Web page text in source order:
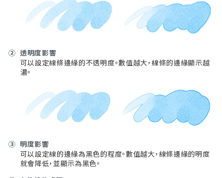
② 透明度影響
可以設定線條邊緣的不透明度。數值越大，線條的邊緣顯示越
濃。
③ 明度影響
可以設定線的邊緣為黑色的程度。數值越大，線條邊緣的明度
就會降低，並顯示為黑色。